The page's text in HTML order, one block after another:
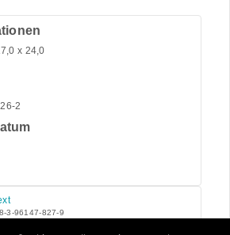
x 24,0
2
3-96147-827-9